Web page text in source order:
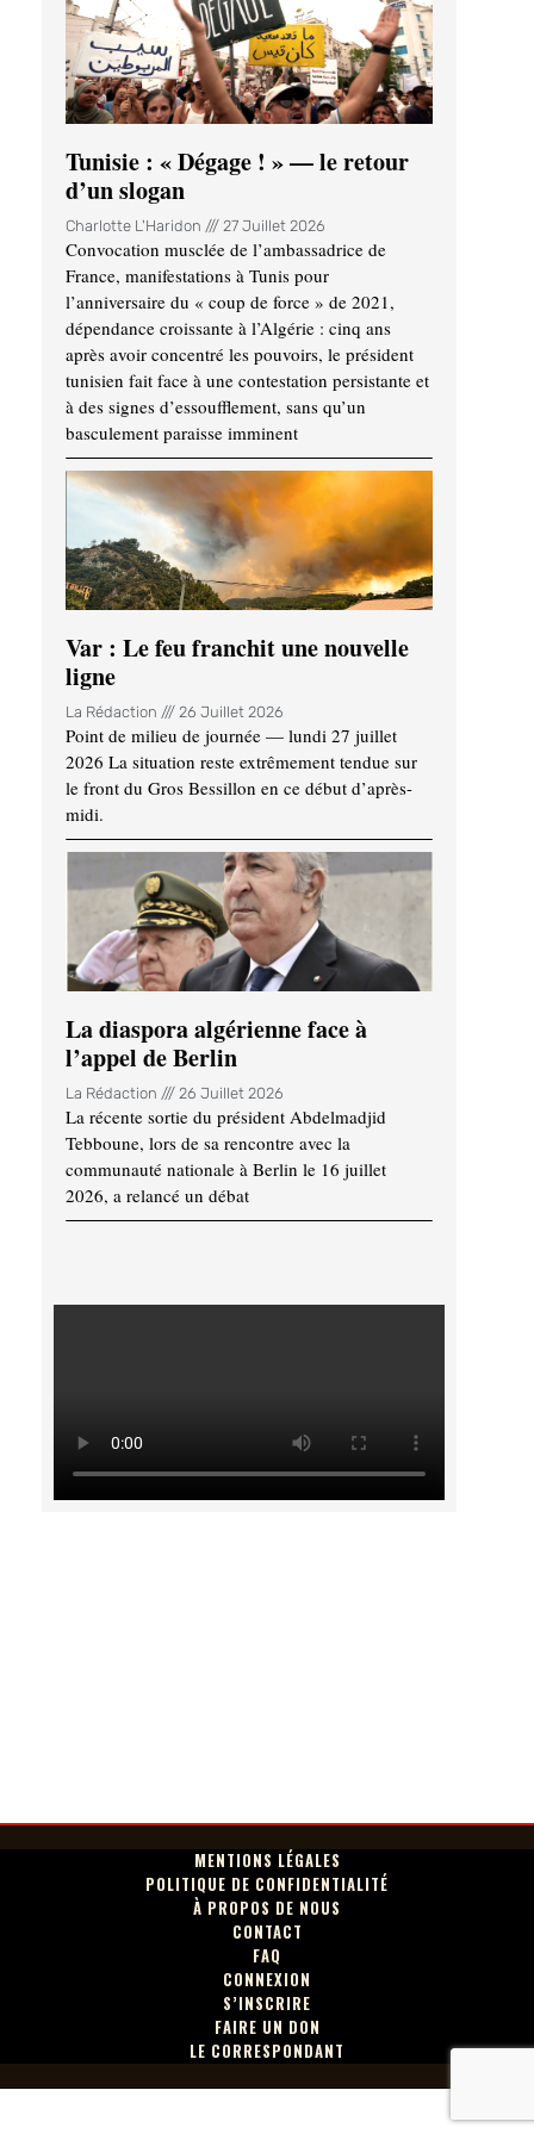
Tunisie : « Dégage ! » — le retour
d’un slogan
Charlotte L'Haridon 27 Juillet 2026
Convocation musclée de l’ambassadrice de
France, manifestations à Tunis pour
l’anniversaire du « coup de force » de 2021,
dépendance croissante à l’Algérie : cinq ans
après avoir concentré les pouvoirs, le président
tunisien fait face à une contestation persistante et
à des signes d’essoufflement, sans qu’un
basculement paraisse imminent
Var : Le feu franchit une nouvelle
ligne
La Rédaction 26 Juillet 2026
Point de milieu de journée — lundi 27 juillet
2026 La situation reste extrêmement tendue sur
le front du Gros Bessillon en ce début d’après-
midi.
La diaspora algérienne face à
l’appel de Berlin
La Rédaction 26 Juillet 2026
La récente sortie du président Abdelmadjid
Tebboune, lors de sa rencontre avec la
communauté nationale à Berlin le 16 juillet
2026, a relancé un débat
MENTIONS LÉGALES
POLITIQUE DE CONFIDENTIALITÉ
À PROPOS DE NOUS
CONTACT
FAQ
CONNEXION
S’INSCRIRE
FAIRE UN DON
LE CORRESPONDANT